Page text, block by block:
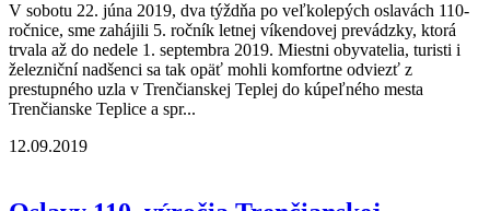
V sobotu 22. júna 2019, dva týždňa po veľkolepých oslavách 110-
ročnice, sme zahájili 5. ročník letnej víkendovej prevádzky, ktorá
trvala až do nedele 1. septembra 2019. Miestni obyvatelia, turisti i
železniční nadšenci sa tak opäť mohli komfortne odviezť z
prestupného uzla v Trenčianskej Teplej do kúpeľného mesta
Trenčianske Teplice a spr...
12.09.2019